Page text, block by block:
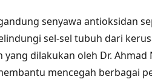
senyawa antioksidan
sel-sel tubuh dari
dilakukan oleh Dr. Ahmad
mencegah berbagai